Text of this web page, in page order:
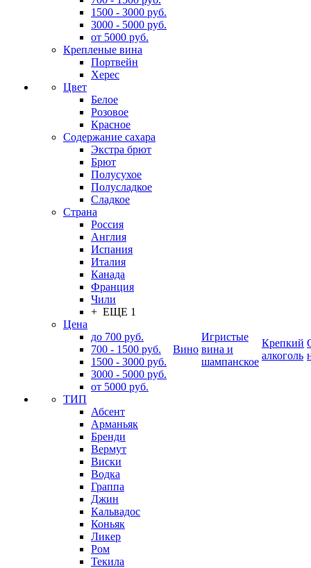
1500 - 3000 руб.
3000 - 5000 руб.
от 5000 руб.
Крепленые вина
Портвейн
Херес
Цвет
Белое
Розовое
Красное
Содержание сахара
Экстра брют
Брют
Полусухое
Полусладкое
Сладкое
Страна
Россия
Англия
Испания
Италия
Канада
Франция
Чили
+ ЕЩЕ 1
Цена
до 700 руб.
700 - 1500 руб.
1500 - 3000 руб.
3000 - 5000 руб.
от 5000 руб.
ТИП
Абсент
Арманьяк
Бренди
Вермут
Виски
Водка
Граппа
Джин
Кальвадос
Коньяк
Ликер
Ром
Текила
Вино
Игристые
вина и
шампанское
Крепкий
алкоголь